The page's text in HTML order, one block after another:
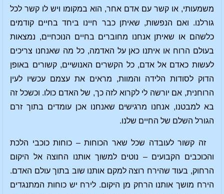
משמעותי, או קשר עם אדם אחר, הוא במקומו ויש לו קשר לכל
גורלנו. ואם הנפשות, שאיתן כבר חיינו ביחד בחיים קודמים
כלשהם או שאיתן אנחנו מחוברים בחיים הנוכחיים, נמצאות
בעולם הרוח או איתנו כאן על האדמה, כל מה שאנחנו צריכים
לעשות כאדם אל אדם, כל הקשרים האנושיים, קשורים באופן
הדוק לסודות הלידה והמוות, מראים את עצמם עכשיו לעין
הרוחנית, אם יורשה לי לקרוא לזה כך, של האדם כולו. וכשכל זה
בא למבטנו, אנחנו מרגישים שאנחנו אכן עומדים בתוך זרם
הגורל השלם של החיים שלנו.
זה קשור לעובדה שכל שאר הכוחות – כוחות כוכבי הלכת
והכוכבים הקבועים – נוטים למשוך אותנו החוצה אל היקום
הרחוק, בעוד שהירח רוצה למקם אותנו שוב בתוך עולם האדם.
הירח מושך אותנו הרחק מן היקום. לירח יש כוחות המתנגדים